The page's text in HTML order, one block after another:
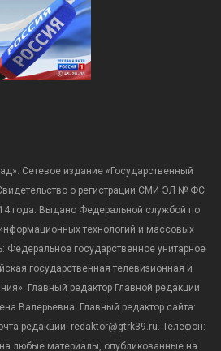
Сетевое издание «Государственный
о регистрации СМИ ЭЛ № ФС
года. Выдано Федеральной службой по
технологий и массовых
Федеральное государственное унитарное
государственная телевизионная и
Главный редактор Главной редакции
Валерьевна. Главный редактор сайта:
редакции: redaktor@gtrk39.ru. Телефон:
любые материалы, опубликованные на